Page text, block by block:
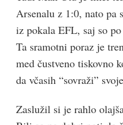
Arsenalu z 1:0, nato pa
iz pokala EFL, saj so
Ta sramotni poraz je
med čustveno tiskovno
da včasih “sovraži”
Zaslužil si je rahlo